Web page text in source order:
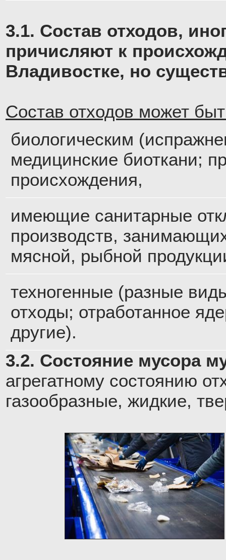
3.1. Состав отходов,
причисляют к
Владивостке, но
Состав отходов может
биологическим
медицинские биоткани;
происхождения,
имеющие санитарные
производств,
мясной, рыбной
техногенные (разные
отходы; отработанное
другие).
3.2. Состояние мусора
агрегатному состоянию
газообразные, жидкие,